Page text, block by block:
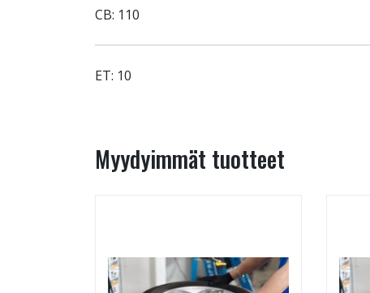
CB: 110
ET: 10
Myydyimmät tuotteet